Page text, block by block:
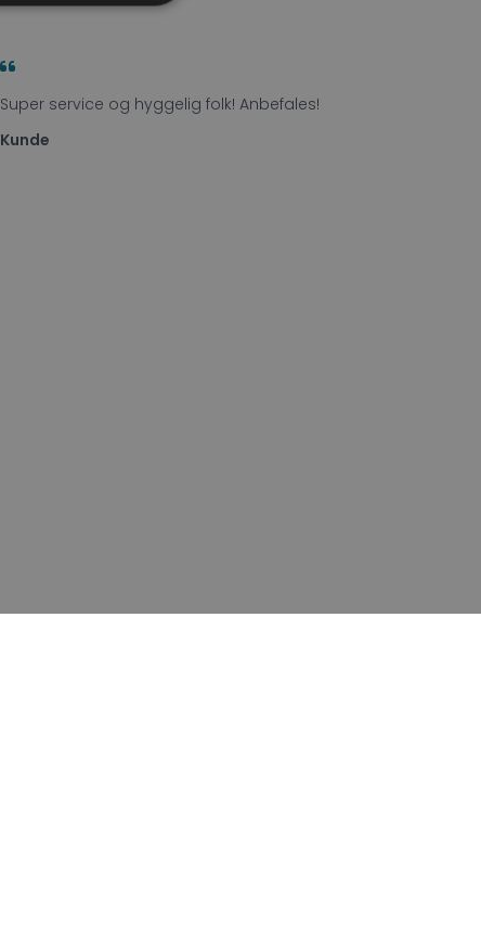
Super service og hyggelig folk! Anbefales!
Kunde